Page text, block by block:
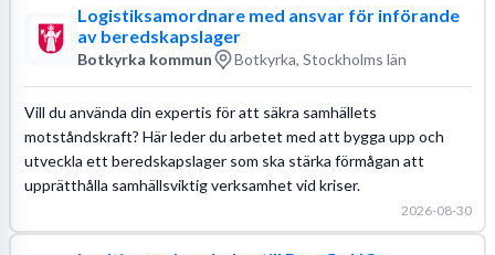
Logistiksamordnare med ansvar för införande
av beredskapslager
Botkyrka kommun Botkyrka, Stockholms län
Vill du använda din expertis för att säkra samhällets
motståndskraft? Här leder du arbetet med att bygga upp och
utveckla ett beredskapslager som ska stärka förmågan att
upprätthålla samhällsviktig verksamhet vid kriser.
2026-08-30